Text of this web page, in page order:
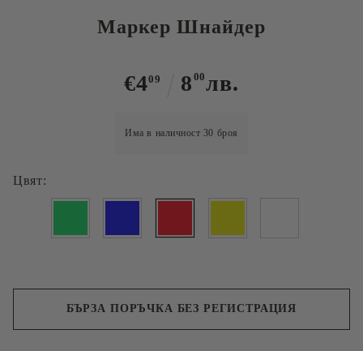
Маркер Шнайдер
€409 8 00лв.
Има в наличност 30 броя
Цвят:
БЪРЗА ПОРЪЧКА БЕЗ РЕГИСТРАЦИЯ